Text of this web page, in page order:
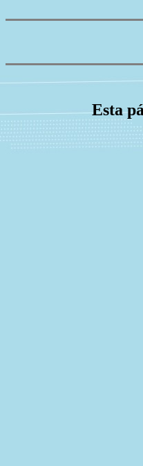
Esta